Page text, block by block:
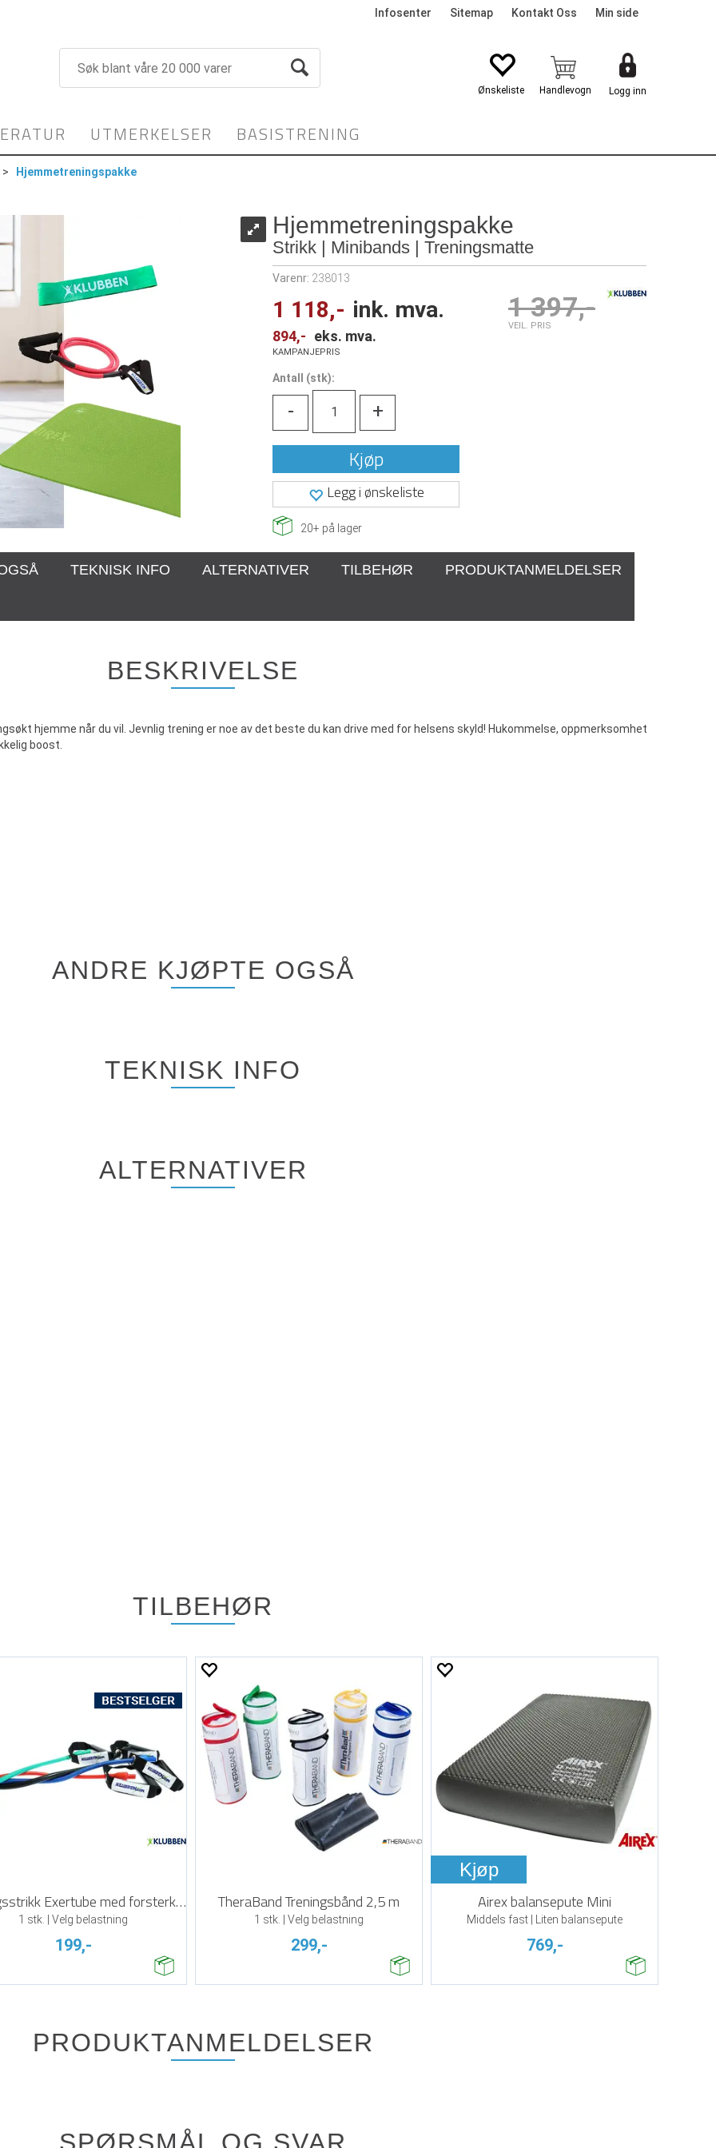
Infosenter Sitemap Kontakt Oss Min side
Logg inn
UTMERKELSER BASISTRENING
Hjemmetreningspakke
Hjemmetreningspakke
Strikk | Minibands | Treningsmatte
Varenr: 238013
1 118,- ink. mva.
894,- eks. mva.
KAMPANJEPRIS
1 397,-
VEIL. PRIS
Antall (stk):
- +
Kjøp
Legg i ønskeliste
20+ på lager
TEKNISK INFO ALTERNATIVER TILBEHØR PRODUKTANMELDELSER
BESKRIVELSE
hjemme når du vil. Jevnlig trening er noe av det beste du kan drive med for helsens skyld! Hukommelse, oppmerksomhet
boost.
ANDRE KJØPTE OGSÅ
TEKNISK INFO
ALTERNATIVER
TILBEHØR
Treningsstrikk Exertube med forsterkning
1 stk. | Velg belastning
199,-
TheraBand Treningsbånd 2,5 m
1 stk. | Velg belastning
299,-
Kjøp
Airex balansepute Mini
Middels fast | Liten balansepute
769,-
PRODUKTANMELDELSER